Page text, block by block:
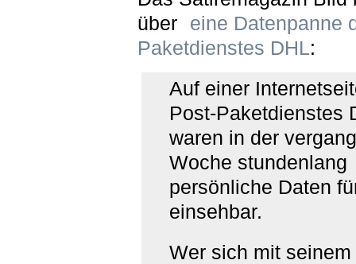
über
eine Datenpanne
Paketdienstes DHL:
Auf einer
Post-Paketdienstes
waren in der
Woche stundenlang
persönliche Daten
einsehbar.
Wer sich mit seinem